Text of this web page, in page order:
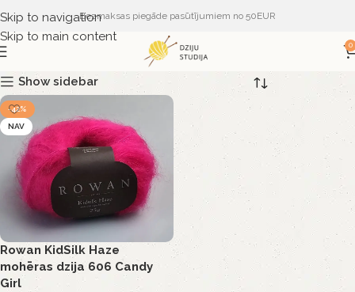
Skip to navigation
Skip to main content
Bezmaksas piegāde pasūtījumiem no 50EUR
0
Show sidebar
-42%
NAV
Rowan KidSilk Haze
mohēras dzija 606 Candy
Girl